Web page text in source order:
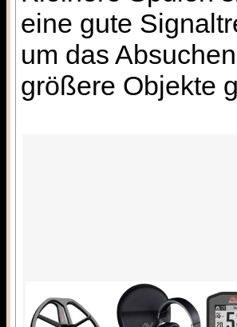
eine gute
um das
größere Objekte